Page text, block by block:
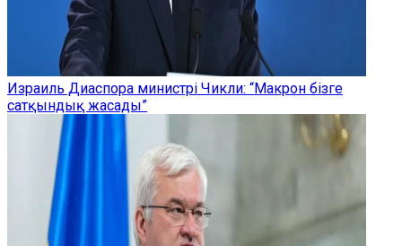
Израиль Диаспора министрі Чикли: “Макрон бізге
сатқындық жасады”